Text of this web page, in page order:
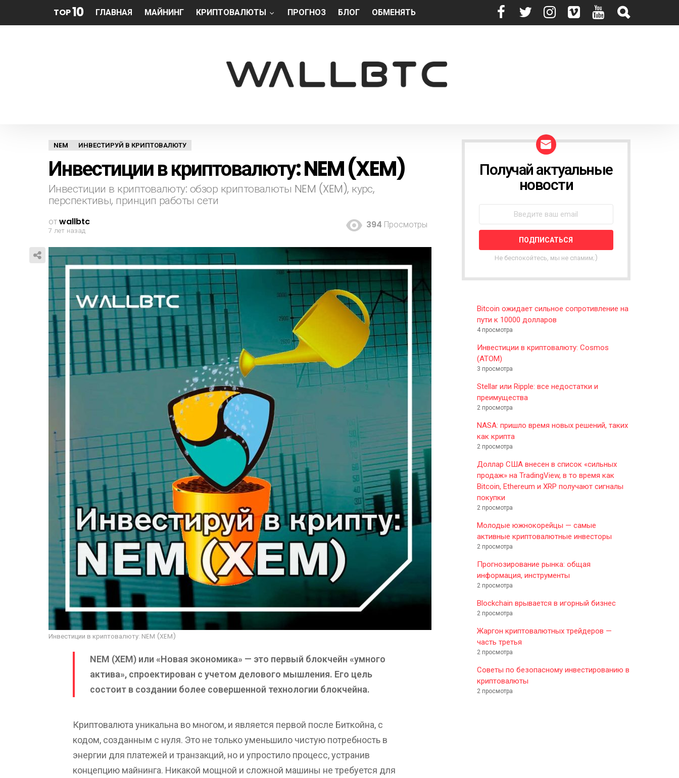
TOP10 ГЛАВНАЯ МАЙНИНГ КРИПТОВАЛЮТЫ ПРОГНОЗ БЛОГ ОБМЕНЯТЬ
NEM ИНВЕСТИРУЙ В КРИПТОВАЛЮТУ
Инвестиции в криптовалюту: NEM (XEM)
Инвестиции в криптовалюту: обзор криптовалюты NEM (XEM), курс,
перспективы, принцип работы сети
отwallbtc
7 лет назад
394 Просмотры
Инвестиции в криптовалюту: NEM (XEM)
NEM (XEM) или «Новая экономика» — это первый блокчейн «умного
актива», спроектирован с учетом делового мышления. Его цель
состоит в создании более совершенной технологии блокчейна.
Криптовалюта уникальна во многом, и является первой после Биткойна, с
кодом, созданным с нуля. Это не только уменьшило чистую потребность в
энергии для платежей и транзакций, но и упростило процесс, устранив
концепцию майнинга. Никакой мощной и сложной машины не требуется для
N
E
E
T
E
Получай актуальные
новости
Не беспокойтесь, мы не спамим;)
Bitcoin ожидает сильное сопротивление на
пути к 10000 долларов
4 просмотра
Инвестиции в криптовалюту: Cosmos
(ATOM)
3 просмотра
Stellar или Ripple: все недостатки и
преимущества
2 просмотра
NASA: пришло время новых решений, таких
как крипта
2 просмотра
Доллар США внесен в список «сильных
продаж» на TradingView, в то время как
Bitcoin, Ethereum и XRP получают сигналы
покупки
2 просмотра
Молодые южнокорейцы — самые
активные криптовалютные инвесторы
2 просмотра
Прогнозирование рынка: общая
информация, инструменты
2 просмотра
Blockchain врывается в игорный бизнес
2 просмотра
Жаргон криптовалютных трейдеров —
часть третья
2 просмотра
Советы по безопасному инвестированию в
криптовалюты
2 просмотра